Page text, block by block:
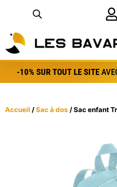
-10% SUR TOUT LE SITE
Accueil /Sac à dos / Sac enfant
Panneau de gestion des bredele